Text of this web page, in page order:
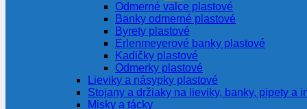
Odmerné valce plastové
Banky odmerné plastové
Byrety plastové
Erlenmeyerové banky plastové
Kadičky plastové
Odmerky plastové
Lieviky a násypky plastové
Stojany a držiaky na lieviky, banky, pipety a
Misky a tácky